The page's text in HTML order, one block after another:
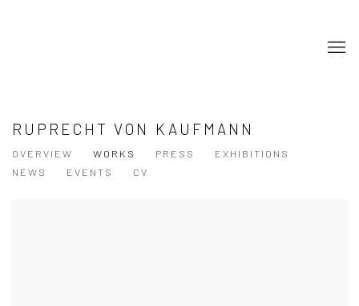
RUPRECHT VON KAUFMANN
OVERVIEW WORKS PRESS
EXHIBITIONS
NEWS
EVENTS CV